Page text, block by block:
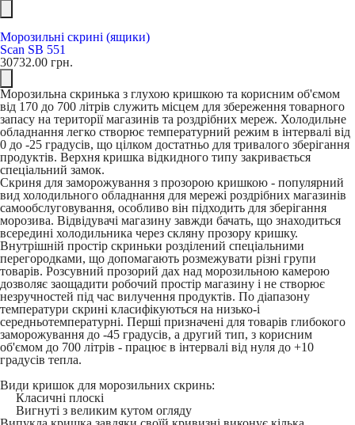
Морозильні скрині (ящики)
Scan SB 551
30732.00 грн.
Морозильна скринька з глухою кришкою та корисним об'ємом
від 170 до 700 літрів служить місцем для збереження товарного
запасу на території магазинів та роздрібних мереж. Холодильне
обладнання легко створює температурний режим в інтервалі від
0 до -25 градусів, що цілком достатньо для тривалого зберігання
продуктів. Верхня кришка відкидного типу закривається
спеціальний замок.
Скриня для заморожування з прозорою кришкою - популярний
вид холодильного обладнання для мережі роздрібних магазинів
самообслуговування, особливо він підходить для зберігання
морозива. Відвідувачі магазину завжди бачать, що знаходиться
всередині холодильника через скляну прозору кришку.
Внутрішній простір скриньки розділений спеціальними
перегородками, що допомагають розмежувати різні групи
товарів. Розсувний прозорий дах над морозильною камерою
дозволяє заощадити робочий простір магазину і не створює
незручностей під час вилучення продуктів. По діапазону
температури скрині класифікуються на низько-і
середньотемпературні. Перші призначені для товарів глибокого
заморожування до -45 градусів, а другий тип, з корисним
об'ємом до 700 літрів - працює в інтервалі від нуля до +10
градусів тепла.
Види кришок для морозильних скринь:
Класичні плоскі
Вигнуті з великим кутом огляду